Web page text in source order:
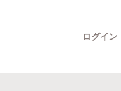
ログイン